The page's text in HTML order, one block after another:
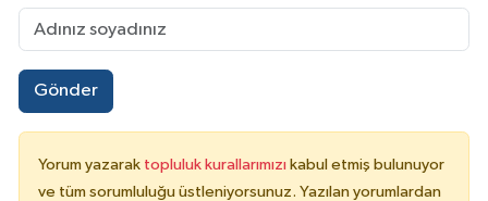
Gönder
Yorum yazarak topluluk kurallarımızı kabul etmiş bulunuyor
ve tüm sorumluluğu üstleniyorsunuz. Yazılan yorumlardan